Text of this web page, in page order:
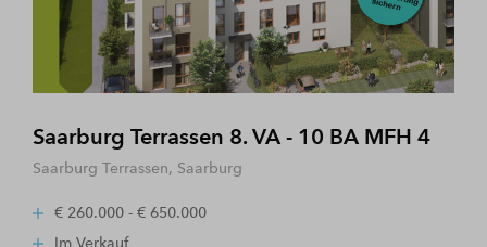
Saarburg Terrassen 8. VA - 10 BA MFH 4
Saarburg Terrassen, Saarburg
€ 260.000 - € 650.000
Im Verkauf